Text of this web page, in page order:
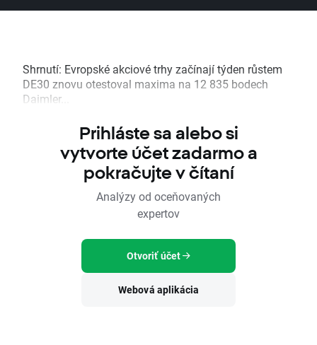
Shrnutí: Evropské akciové trhy začínají týden růstem
DE30 znovu otestoval maxima na 12 835 bodech
Daimler...
Prihláste sa alebo si
vytvorte účet zadarmo a
pokračujte v čítaní
Analýzy od oceňovaných
expertov
Otvoriť účet
Webová aplikácia